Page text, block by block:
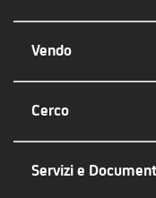
Vendo
Cerco
Servizi e